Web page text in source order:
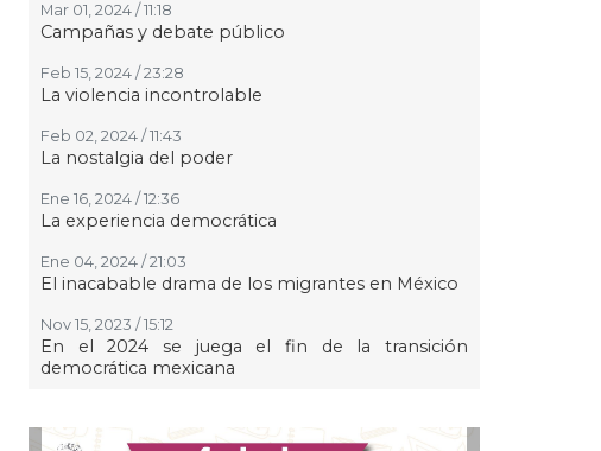
Mar 01, 2024 / 11:18
Campañas y debate público
Feb 15, 2024 / 23:28
La violencia incontrolable
Feb 02, 2024 / 11:43
La nostalgia del poder
Ene 16, 2024 / 12:36
La experiencia democrática
Ene 04, 2024 / 21:03
El inacabable drama de los migrantes en México
Nov 15, 2023 / 15:12
En el 2024 se juega el fin de la transición
democrática mexicana
La banalidad del mal vive entre nosotros